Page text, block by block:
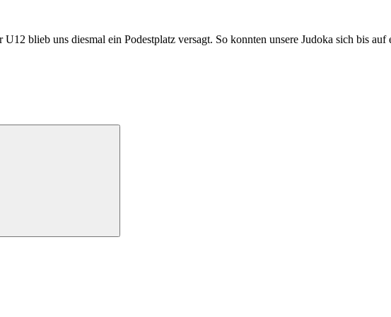
blieb uns diesmal ein Podestplatz versagt. So konnten unsere Judoka sich bis auf
Suchen